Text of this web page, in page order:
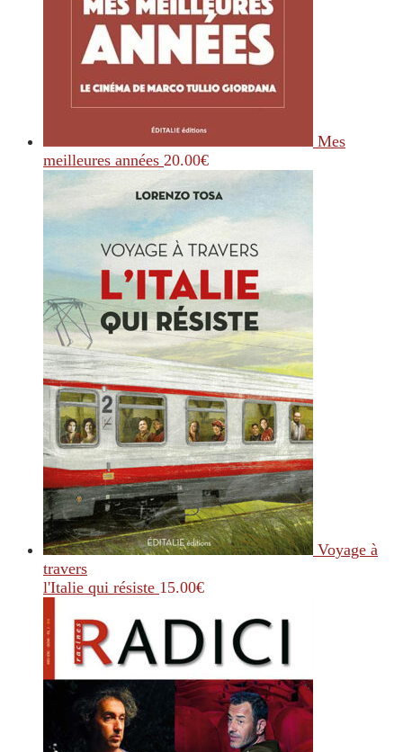
Mes
meilleures années 20.00€
Voyage à
travers
l'Italie qui résiste 15.00€